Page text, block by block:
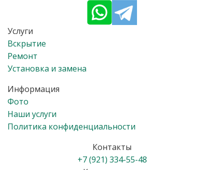
Услуги
Вскрытие
Ремонт
Установка и замена
Информация
Фото
Наши услуги
Политика конфиденциальности
Контакты
+7 (921) 334-55-48